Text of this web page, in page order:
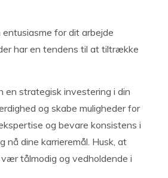
for dit arbejde
har en tendens til at tiltrække
en strategisk investering i din
og skabe muligheder for
og bevare konsistens i
nå dine karrieremål. Husk, at
tålmodig og vedholdende i